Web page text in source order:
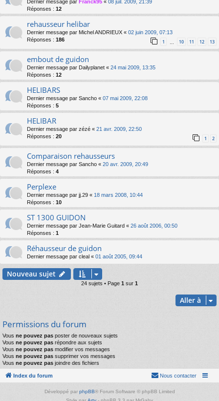
Dernier message par Franck95 « 08 juil. 2009, 21:39
Réponses : 12
rehausseur helibar
Dernier message par Michel ANDRIEUX « 02 juin 2009, 07:13
Réponses : 186 1 10 11 12 13
embout de guidon
Dernier message par Dailyplanet « 24 mai 2009, 13:35
Réponses : 12
HELIBARS
Dernier message par Sancho « 07 mai 2009, 22:08
Réponses : 5
HELIBAR
Dernier message par zézé « 21 avr. 2009, 22:50
Réponses : 20 1 2
Comparaison rehausseurs
Dernier message par Sancho « 20 avr. 2009, 20:49
Réponses : 4
Perplexe
Dernier message par jj.29 « 18 mars 2008, 10:44
Réponses : 10
ST 1300 GUIDON
Dernier message par Jean-Marie Guitard « 26 août 2006, 00:50
Réponses : 1
Réhausseur de guidon
Dernier message par cleal « 01 août 2005, 09:44
Nouveau sujet
24 sujets • Page 1 sur 1
Aller à
Permissions du forum
Vous ne pouvez pas poster de nouveaux sujets
Vous ne pouvez pas répondre aux sujets
Vous ne pouvez pas modifier vos messages
Vous ne pouvez pas supprimer vos messages
Vous ne pouvez pas joindre des fichiers
Index du forum Nous contacter
Développé par phpBB® Forum Software © phpBB Limited